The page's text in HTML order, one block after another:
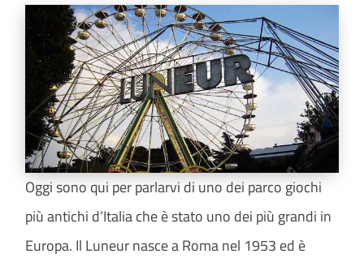
Oggi sono qui per parlarvi di uno dei parco giochi
più antichi d’Italia che è stato uno dei più grandi in
Europa. Il Luneur nasce a Roma nel 1953 ed è